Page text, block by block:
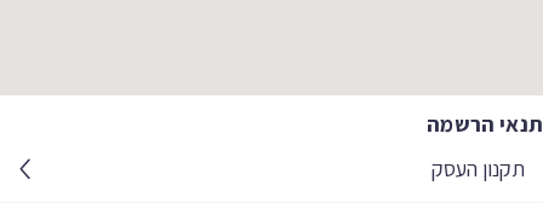
הרשמה
תקנון העסק